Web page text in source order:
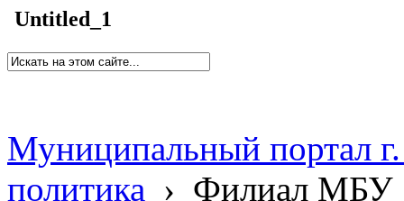
Untitled_1
Муниципальный портал
политика › Филиал МБУ